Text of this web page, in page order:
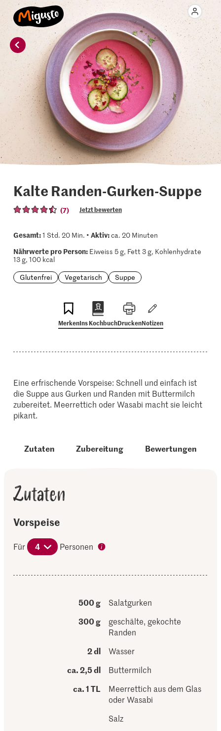
Kalte Randen-Gurken-Suppe
(7) Jetzt bewerten
Gesamt:1 Std. 20 Min. • Aktiv:ca. 20 Minuten
Nährwerte pro Person:Eiweiss 5 g, Fett 3 g, Kohlenhydrate
13 g, 100 kcal
Glutenfrei
Vegetarisch Suppe
MerkenIns KochbuchDruckenNotizen
Eine erfrischende Vorspeise: Schnell und einfach ist
die Suppe aus Gurken und Randen mit Buttermilch
zubereitet. Meerrettich oder Wasabi macht sie leicht
pikant.
Zutaten Zubereitung Bewertungen
Zutaten
Vorspeise
Für 4 Personen
500 g
Salatgurken
300 g
geschälte, gekochte
Randen
2 dl
Wasser
ca. 2,5 dl
Buttermilch
ca. 1 TL
Meerrettich aus dem Glas
oder Wasabi
Salz